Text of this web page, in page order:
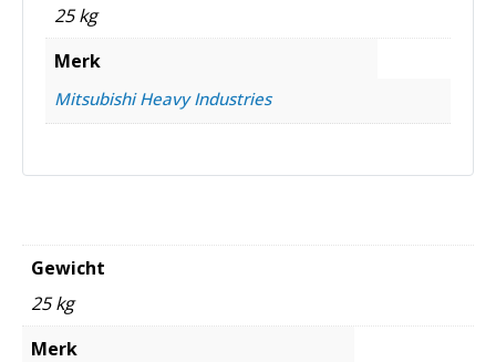
25 kg
Merk
Mitsubishi Heavy Industries
Gewicht
25 kg
Merk